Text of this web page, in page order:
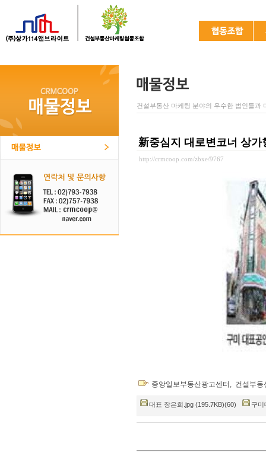
건설부동산 마케팅 분야의 우수한 법인들과
新중심지 대로변코너 상가
http://crmcoop.com/zbxe/9767
중앙일보부동산광고센터 , 건설부동
대표 장은희.jpg (195.7KB)(60) 구미